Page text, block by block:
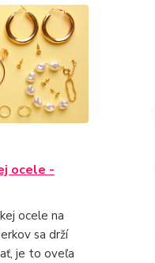
ocele -
ocele na
sa drží
je to oveľa